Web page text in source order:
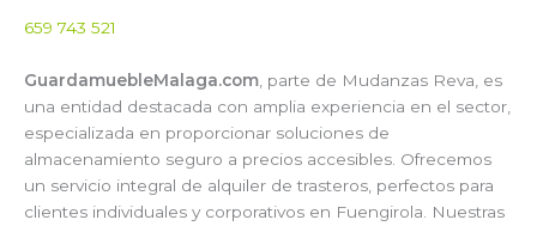
659 743 521
GuardamuebleMalaga.com , parte de Mudanzas Reva, es
una entidad destacada con amplia experiencia en el sector,
especializada en proporcionar soluciones de
almacenamiento seguro a precios accesibles. Ofrecemos
un servicio integral de alquiler de trasteros, perfectos para
clientes individuales y corporativos en Fuengirola. Nuestras